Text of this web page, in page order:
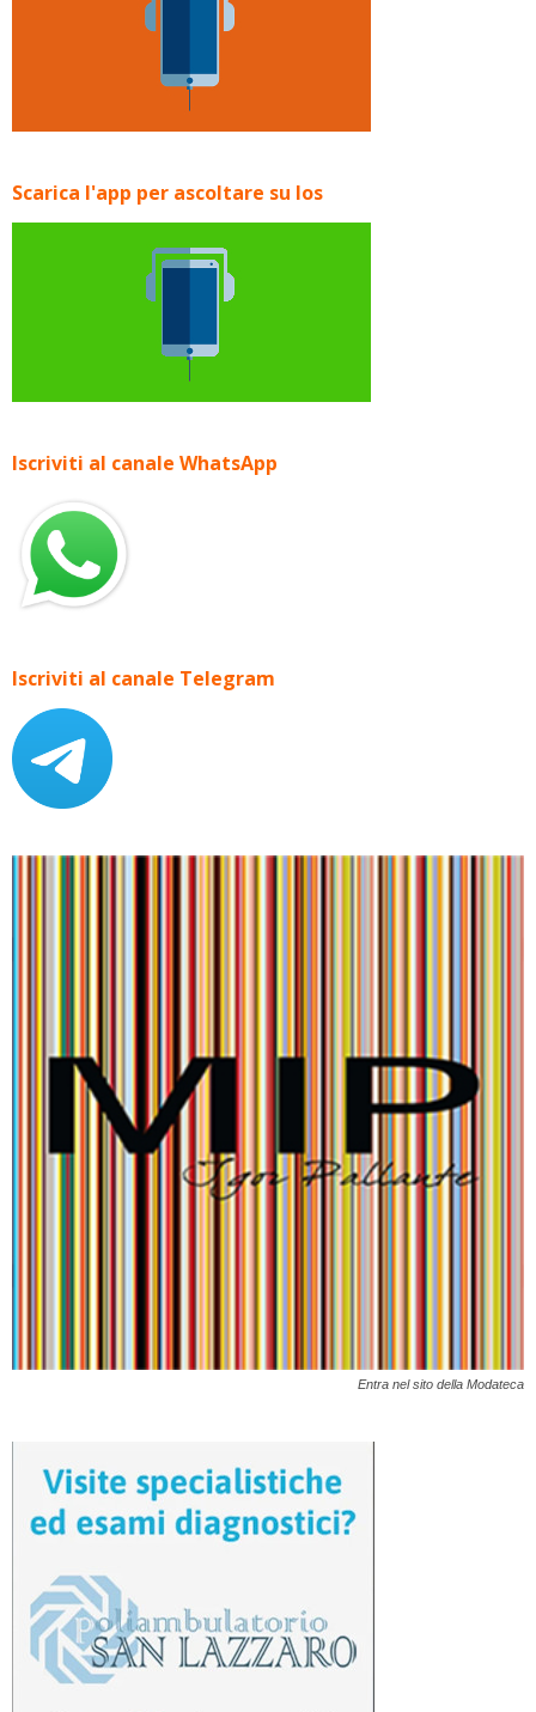
Scarica l'app per ascoltare su Ios
Iscriviti al canale WhatsApp
Iscriviti al canale Telegram
Entra nel sito della Modateca